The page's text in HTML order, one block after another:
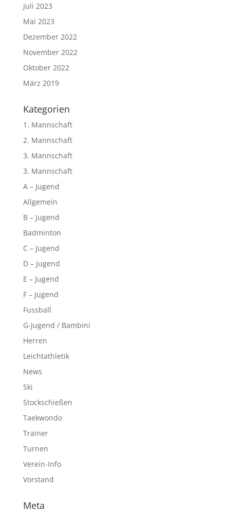
Juli 2023
Mai 2023
Dezember 2022
November 2022
Oktober 2022
März 2019
Kategorien
1. Mannschaft
2. Mannschaft
3. Mannschaft
3. Mannschaft
A – Jugend
Allgemein
B – Jugend
Badminton
C – Jugend
D – Jugend
E – Jugend
F – Jugend
Fussball
G-Jugend / Bambini
Herren
Leichtathletik
News
Ski
Stockschießen
Taekwondo
Trainer
Turnen
Verein-Info
Vorstand
Meta